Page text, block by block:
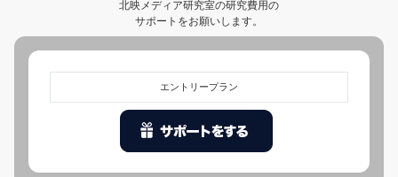
北映メディア研究室の研究費用の
サポートをお願いします。
エントリープラン